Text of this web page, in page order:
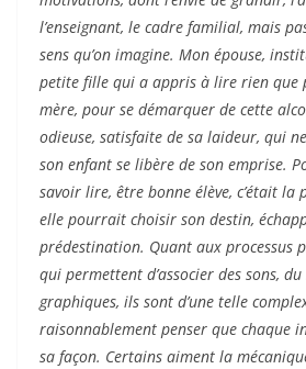
l’enseignant, le cadre familial, mais
sens qu’on imagine. Mon épouse,
petite fille qui a appris à lire rien que
mère, pour se démarquer de cette
odieuse, satisfaite de sa laideur, qui
son enfant se libère de son emprise.
savoir lire, être bonne élève, c’était la
elle pourrait choisir son destin,
prédestination. Quant aux processus
qui permettent d’associer des sons, du
graphiques, ils sont d’une telle
raisonnablement penser que chaque
sa façon. Certains aiment la